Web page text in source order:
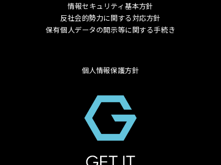
情報セキュリティ基本方針
反社会的勢力に関する対応方針
保有個人データの開示等に関する手続き
個人情報保護方針